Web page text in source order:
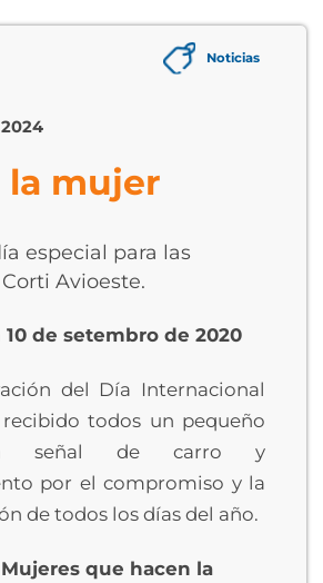
Noticias
la mujer
especial para las
Avioeste.
10 de setembro de 2020
del Día Internacional
todos un pequeño
señal de carro y
por el compromiso y la
de todos los días del año.
que hacen la